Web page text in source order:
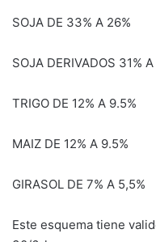
SOJA DE 33% A 26%
SOJA DERIVADOS 31%
TRIGO DE 12% A 9.5%
MAIZ DE 12% A 9.5%
GIRASOL DE 7% A 5,5%
Este esquema tiene